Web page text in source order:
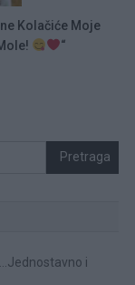
Kolačiće Moje
“
Pretraga
i